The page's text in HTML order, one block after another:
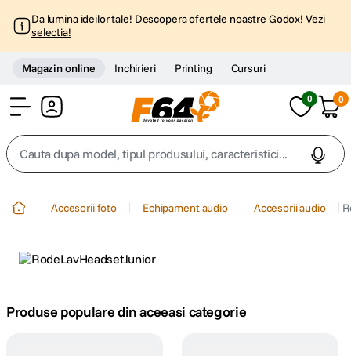
Da lumina ideilor tale! Descopera ofertele noastre Godox! Vezi
selectia!
Magazin online Inchirieri Printing Cursuri
0 0
Cauta dupa model, tipul produsului, caracteristici...
3. trepied telefon
Accesorii foto Echipament audio Accesorii audio
Produse populare din aceeasi categorie